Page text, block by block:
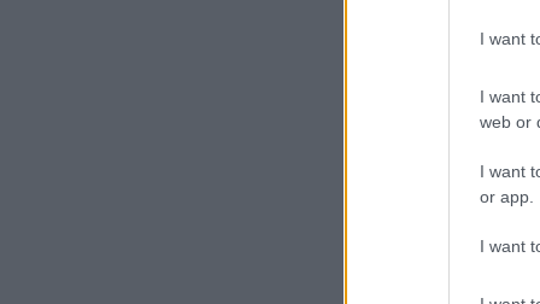
I want
I want
web or
I want
or app.
I want